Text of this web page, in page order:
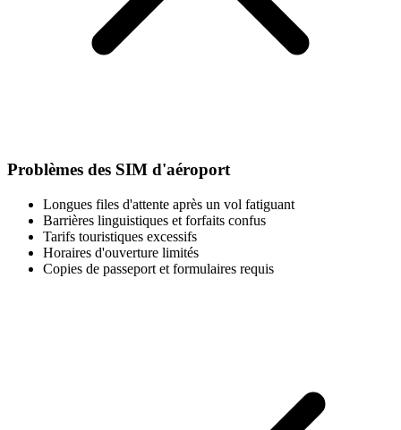
Problèmes des SIM d'aéroport
Longues files d'attente après un vol fatiguant
Barrières linguistiques et forfaits confus
Tarifs touristiques excessifs
Horaires d'ouverture limités
Copies de passeport et formulaires requis